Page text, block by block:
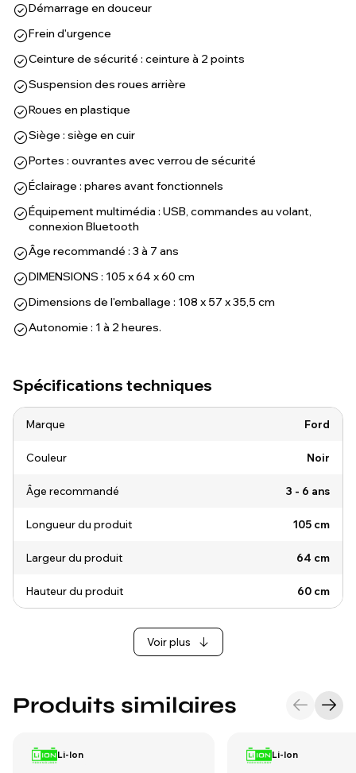
Démarrage en douceur
Frein d'urgence
Ceinture de sécurité : ceinture à 2 points
Suspension des roues arrière
Roues en plastique
Siège : siège en cuir
Portes : ouvrantes avec verrou de sécurité
Éclairage : phares avant fonctionnels
Équipement multimédia : USB, commandes au volant,
connexion Bluetooth
Âge recommandé : 3 à 7 ans
DIMENSIONS : 105 x 64 x 60 cm
Dimensions de l'emballage : 108 x 57 x 35,5 cm
Autonomie : 1 à 2 heures.
Spécifications techniques
Marque Ford
Couleur Noir
Âge recommandé 3 - 6 ans
Longueur du produit 105 cm
Largeur du produit 64 cm
Hauteur du produit 60 cm
Voir plus
Produits similaires
Li-Ion Li-Ion